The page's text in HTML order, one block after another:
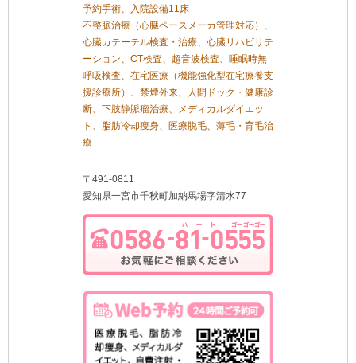
予約手術、入院設備11床
不整脈治療（心臓ペースメーカ管理対応）、
心臓カテーテル検査・治療、心臓リハビリテ
ーション、CT検査、超音波検査、睡眠時無
呼吸検査、在宅医療（機能強化型在宅療養支
援診療所）、禁煙外来、人間ドック・健康診
断、下肢静脈瘤治療、メディカルダイエッ
ト、脂肪冷却痩身、医療脱毛、薄毛・育毛治
療
〒491-0811
愛知県一宮市千秋町加納馬場字清水77